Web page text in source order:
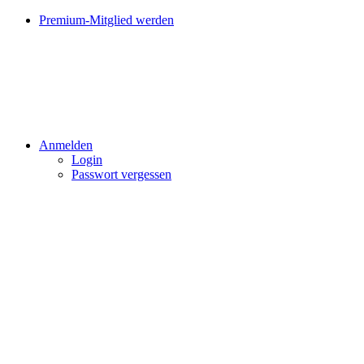
Premium-Mitglied werden
Anmelden
Login
Passwort vergessen